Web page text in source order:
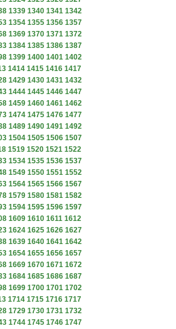
1339 1340 1341 1342
1354 1355 1356 1357
1369 1370 1371 1372
1384 1385 1386 1387
1399 1400 1401 1402
1414 1415 1416 1417
1429 1430 1431 1432
1444 1445 1446 1447
1459 1460 1461 1462
1474 1475 1476 1477
1489 1490 1491 1492
1504 1505 1506 1507
1519 1520 1521 1522
1534 1535 1536 1537
1549 1550 1551 1552
1564 1565 1566 1567
1579 1580 1581 1582
1594 1595 1596 1597
1609 1610 1611 1612
1624 1625 1626 1627
1639 1640 1641 1642
1654 1655 1656 1657
1669 1670 1671 1672
1684 1685 1686 1687
1699 1700 1701 1702
1714 1715 1716 1717
1729 1730 1731 1732
1744 1745 1746 1747